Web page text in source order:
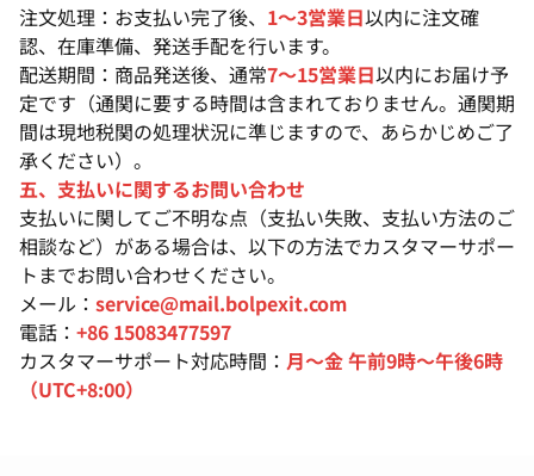
注文処理：お支払い完了後、 1～3営業日以内に注文確
認、在庫準備、発送手配を行います。
配送期間：商品発送後、通常7～15営業日以内にお届け予
定です（通関に要する時間は含まれておりません。通関期
間は現地税関の処理状況に準じますので、あらかじめご了
承ください）。
五、支払いに関するお問い合わせ
支払いに関してご不明な点（支払い失敗、支払い方法のご
相談など）がある場合は、以下の方法でカスタマーサポー
トまでお問い合わせください。
メール： service@mail.bolpexit.com
電話： +86 15083477597
カスタマーサポート対応時間： 月～金 午前9時～午後6時
（UTC+8:00）